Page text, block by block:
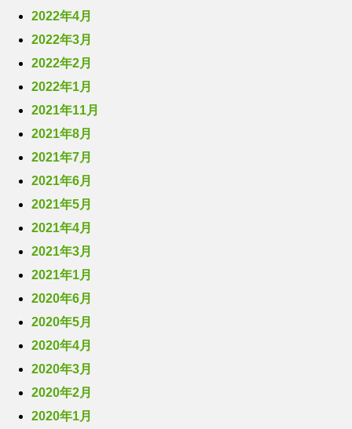
2022年4月
2022年3月
2022年2月
2022年1月
2021年11月
2021年8月
2021年7月
2021年6月
2021年5月
2021年4月
2021年3月
2021年1月
2020年6月
2020年5月
2020年4月
2020年3月
2020年2月
2020年1月